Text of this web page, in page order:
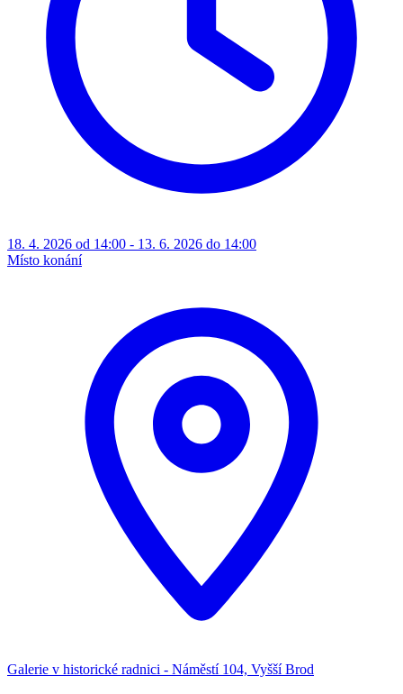
18. 4. 2026 od 14:00 - 13. 6. 2026 do 14:00
Místo konání
Galerie v historické radnici - Náměstí 104, Vyšší Brod